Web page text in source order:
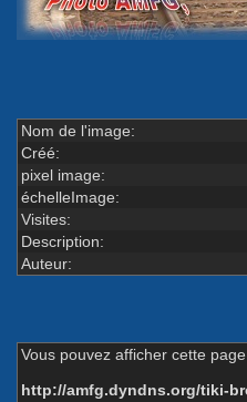
Nom de l'image:
Créé:
pixel image:
échelleImage:
Visites:
Description:
Auteur:
Vous pouvez afficher cette
http://amfg.dyndns.org/tiki-